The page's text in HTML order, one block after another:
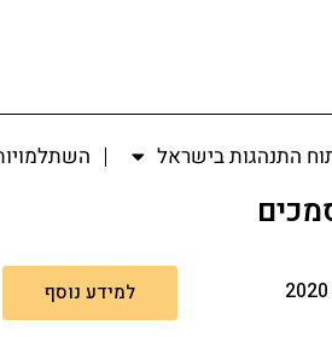
התנהגות בישראל
למידע נוסף